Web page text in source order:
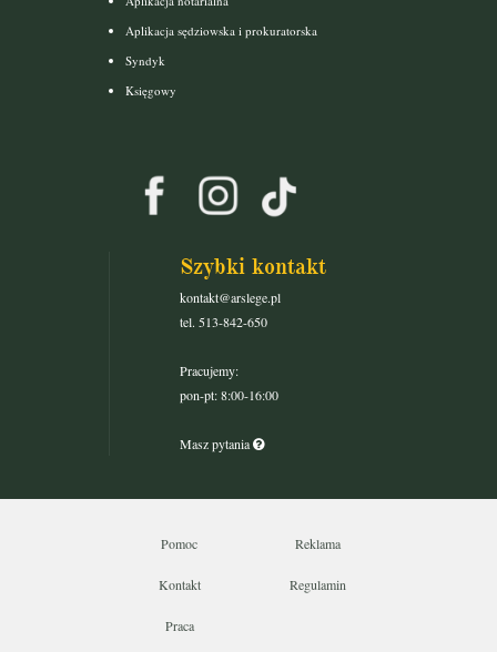
Aplikacja sędziowska i prokuratorska
Syndyk
Księgowy
Szybki kontakt
kontakt@arslege.pl
tel. 513-842-650
Pracujemy:
pon-pt: 8:00-16:00
Masz pytania
Pomoc Reklama
Kontakt Regulamin
Praca